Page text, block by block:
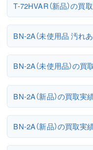
T-72HVAR（新品）の買
BN-2A（未使用品 汚れ
BN-2A（未使用品）の買
BN-2A（新品）の買取実
BN-2A（新品）の買取実